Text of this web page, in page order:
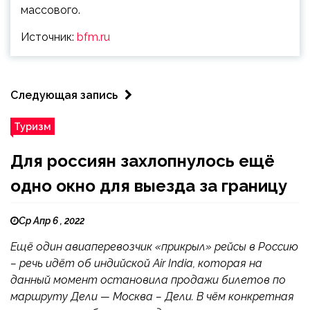
массового.
Источник: bfm.ru
Следующая запись
Туризм
Для россиян захлопнулось ещё
одно окно для выезда за границу
Ср Апр 6 , 2022
Ещё один авиаперевозчик «прикрыл» рейсы в Россию
– речь идёт об индийской Air India, которая на
данный момент остановила продажи билетов по
маршруту Дели — Москва – Дели. В чём конкретная